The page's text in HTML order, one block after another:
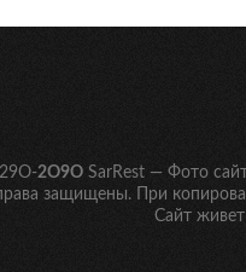
2O9O SarRest — Фото
защищены. При
Сайт живет